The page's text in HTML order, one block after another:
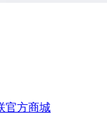
官方商城